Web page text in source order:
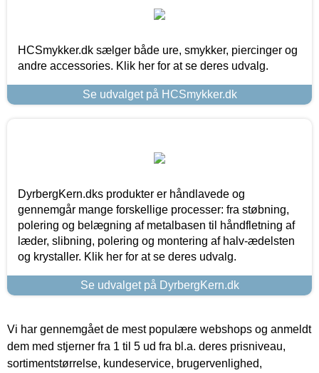
HCSmykker.dk sælger både ure, smykker, piercinger og
andre accessories. Klik her for at se deres udvalg.
Se udvalget på HCSmykker.dk
DyrbergKern.dks produkter er håndlavede og
gennemgår mange forskellige processer: fra støbning,
polering og belægning af metalbasen til håndfletning af
læder, slibning, polering og montering af halv-ædelsten
og krystaller. Klik her for at se deres udvalg.
Se udvalget på DyrbergKern.dk
Vi har gennemgået de mest populære webshops og anmeldt
dem med stjerner fra 1 til 5 ud fra bl.a. deres prisniveau,
sortimentstørrelse, kundeservice, brugervenlighed,